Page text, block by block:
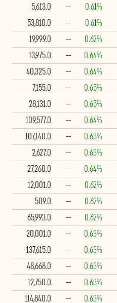
0.61%
--
5,613.0
0.61%
--
53,810.0
0.62%
--
19,999.0
0.64%
--
13,975.0
0.64%
--
40,325.0
0.65%
--
7,155.0
0.65%
--
28,131.0
0.64%
--
109,577.0
0.63%
--
107,140.0
0.63%
--
2,627.0
0.64%
--
27,260.0
0.62%
--
12,001.0
0.62%
--
509.0
0.62%
--
65,993.0
0.63%
--
20,001.0
0.63%
--
137,615.0
0.63%
--
48,668.0
0.63%
--
12,750.0
0.63%
--
114,840.0